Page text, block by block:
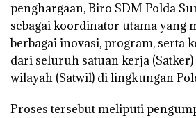
penghargaan, Biro SDM Polda
sebagai koordinator utama yang
berbagai inovasi, program, serta
dari seluruh satuan kerja
wilayah (Satwil) di lingkungan
Proses tersebut meliputi